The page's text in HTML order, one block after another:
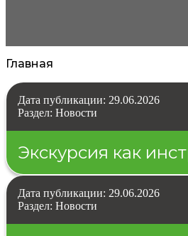
Главная
Дата публикации: 29.06.2026
Раздел: Новости
Экскурсия как
Дата публикации: 29.06.2026
Раздел: Новости